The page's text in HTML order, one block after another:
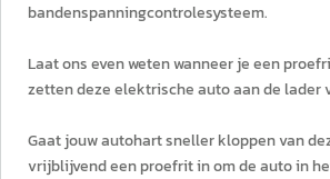
bandenspanningcontrolesysteem.
Laat ons even weten wanneer je een
zetten deze elektrische auto aan de lader
Gaat jouw autohart sneller kloppen van
vrijblijvend een proefrit in om de auto in